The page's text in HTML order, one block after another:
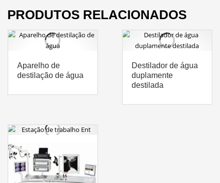
PRODUTOS RELACIONADOS
Aparelho de
destilação de água
Destilador de água
duplamente
destilada